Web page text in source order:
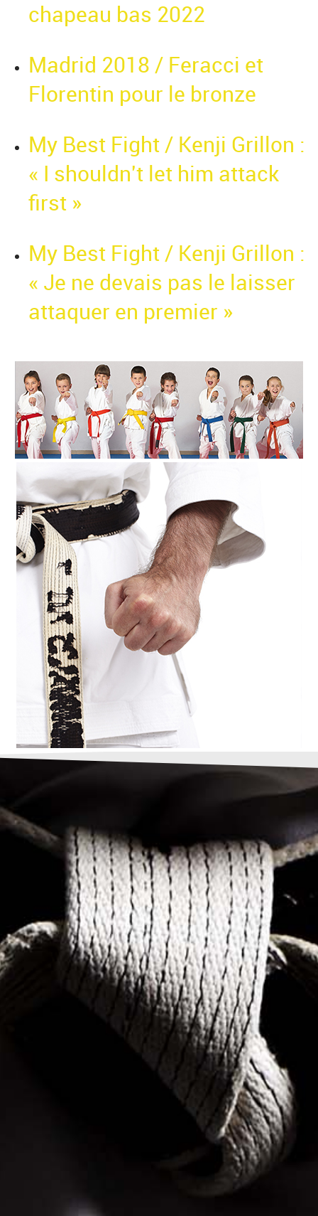
chapeau bas 2022
Madrid 2018 / Feracci et
Florentin pour le bronze
My Best Fight / Kenji Grillon :
« I shouldn't let him attack
first »
My Best Fight / Kenji Grillon :
« Je ne devais pas le laisser
attaquer en premier »